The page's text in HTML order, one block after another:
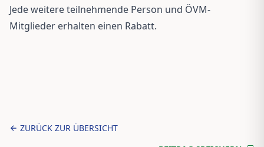
Jede weitere teilnehmende Person und ÖVM-
Mitglieder erhalten einen Rabatt.
ZURÜCK ZUR ÜBERSICHT